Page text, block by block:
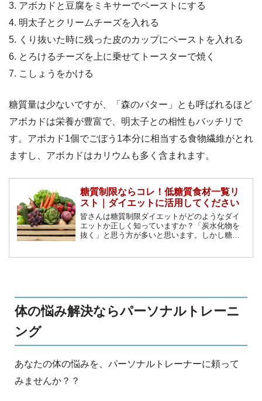
3. アボカドと豆腐をミキサーでペーストにする
4. 明太子とクリームチーズを入れる
5. くり抜いた時に残った皮のカップにペーストを入れる
6. とろけるチーズを上に乗せてトースターで焼く
7. こしょうをかける
糖質量は少ないですが、「森のバター」とも呼ばれるほど
アボカドは栄養が豊富で、明太子との相性もバッチリで
す。アボカド1個でごぼう1本分に相当する食物繊維がとれ
ますし、アボカドはカリウムも多く含まれます。
糖質制限ならコレ！低糖質食材一覧リ
スト｜ダイエットに活用してください
皆さんは糖質制限ダイエットがどのようなダイ
エットか正しく知っていますか？「炭水化物を
抜く」と思う方が多いと思います。しかし糖質
体の悩み解決ならパーソナルトレーニ
ング
あなたの体の悩みを、パーソナルトレーナーに頼って
みませんか？？